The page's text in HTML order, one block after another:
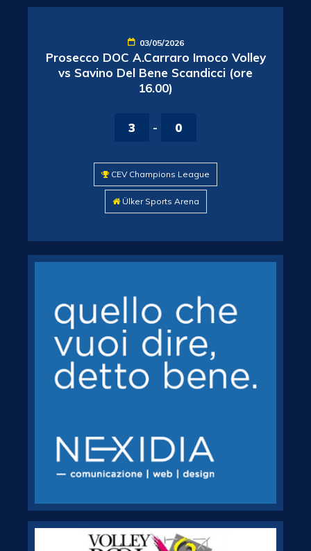
03/05/2026
Prosecco DOC A.Carraro Imoco Volley
vs Savino Del Bene Scandicci (ore
16.00)
3 - 0
CEV Champions League
Ülker Sports Arena